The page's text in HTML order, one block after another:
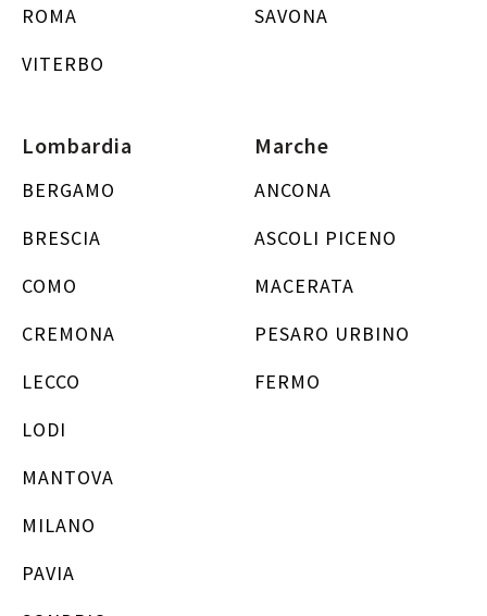
ROMA
VITERBO
SAVONA
Lombardia
BERGAMO
BRESCIA
COMO
CREMONA
LECCO
LODI
MANTOVA
MILANO
PAVIA
Marche
ANCONA
ASCOLI PICENO
MACERATA
PESARO URBINO
FERMO